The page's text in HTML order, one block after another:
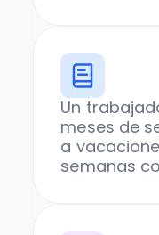
Un
meses de
a
semanas